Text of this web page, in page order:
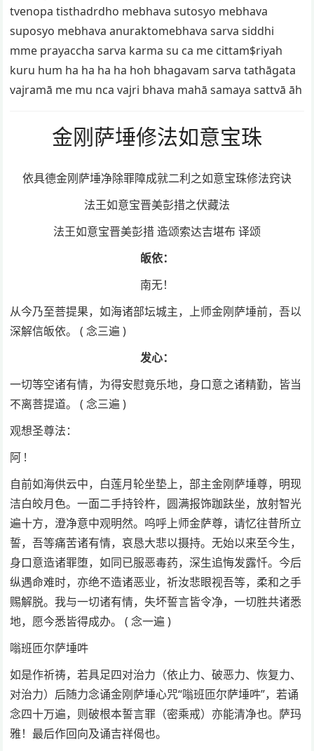
tvenopa tisthadrdho mebhava sutosyo mebhava
suposyo mebhava anuraktomebhava sarva siddhi
mme prayaccha sarva karma su ca me cittam$riyah
kuru hum ha ha ha ha hoh bhagavam sarva tathāgata
vajramā me mu nca vajri bhava mahā samaya sattvā āh
金刚萨埵修法如意宝珠
依具德金刚萨埵净除罪障成就二利之如意宝珠修法窍诀
法王如意宝晋美彭措之伏藏法
法王如意宝晋美彭措 造颂索达吉堪布 译颂
皈依：
南无！
从今乃至菩提果，如海诸部坛城主，上师金刚萨埵前，吾以
深解信皈依。 ( 念三遍 )
发心：
一切等空诸有情，为得安慰竟乐地，身口意之诸精勤，皆当
不离菩提道。 ( 念三遍 )
观想圣尊法：
阿 !
自前如海供云中，白莲月轮坐垫上，部主金刚萨埵尊，明现
洁白皎月色。一面二手持铃杵，圆满报饰跏趺坐，放射智光
遍十方，澄净意中观明然。呜呼上师金萨尊，请忆往昔所立
誓，吾等痛苦诸有情，哀恳大悲以摄持。无始以来至今生，
身口意造诸罪堕，如同已服恶毒药，深生追悔发露忏。今后
纵遇命难时，亦绝不造诸恶业，祈汝悲眼视吾等，柔和之手
赐解脱。我与一切诸有情，失坏誓言皆令净，一切胜共诸悉
地，愿今悉皆得成办。 ( 念一遍 )
嗡班匝尔萨埵吽
如是作祈祷，若具足四对治力（依止力、破恶力、恢复力、
对治力）后随力念诵金刚萨埵心咒“嗡班匝尔萨埵吽”，若诵
念四十万遍，则破根本誓言罪（密乘戒）亦能清净也。萨玛
雅！最后作回向及诵吉祥偈也。